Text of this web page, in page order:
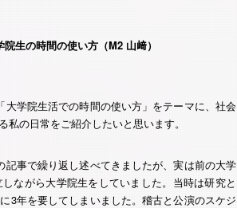
生の時間の使い方（M2 山﨑）
学院生活での時間の使い方」をテーマに、社会
の日常をご紹介したいと思います。
事で繰り返し述べてきましたが、実は前の大学
ながら大学院生をしていました。当時は研究と
3年を要してしまいました。稽古と公演のスケジ